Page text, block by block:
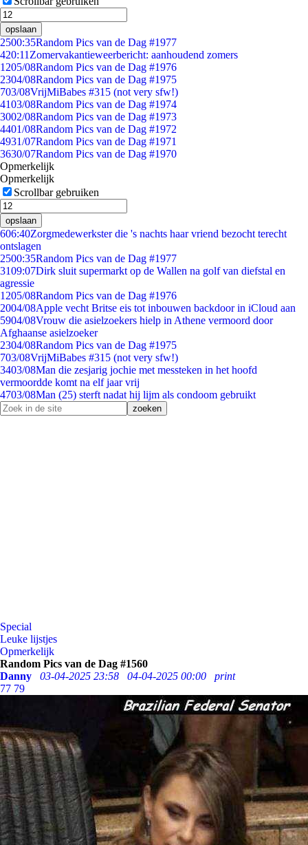
opslaan
2500:35Random Pics van de Dag #1977
420:11 Zomervakantieweerbericht: aanhoudend zomers
1205/08Random Pics van de Dag #1976
2304/08Random Pics van de Dag #1975
703/08VrijMiBabes #315 (not very sfw!)
4103/08Random Pics van de Dag #1974
3002/08Random Pics van de Dag #1973
4401/08Random Pics van de Dag #1972
4931/07Random Pics van de Dag #1971
3630/07Random Pics van de Dag #1970
Opmerkelijk
Opmerkelijk
Scrollbar gebruiken
opslaan
606:40Zorgmedewerkster die 's nachts haar vriend bezocht terecht
ontslagen
2500:35Random Pics van de Dag #1977
3109:07Dirk sluit supermarkt op de Wallen na golf van diefstal en
agressie
1205/08Random Pics van de Dag #1976
2004/08Apple vecht Britse eis tot inbouwen backdoor in iCloud aan
5904/08Vrouw die asielzoekers hielp in Athene vermoord door
Afghaanse asielzoeker
2304/08Random Pics van de Dag #1975
703/08VrijMiBabes #315 (not very sfw!)
3403/08Man die zesjarig jochie met messteken in het hoofd
vermoordde komt na elf jaar vrij
4703/08Man (25) sterft nadat hij lijm als condoom gebruikt
Special
Leuke lijstjes
Opmerkelijk
Random Pics van de Dag #1560
Danny
03-04-2025 23:58 04-04-2025 00:00
print
77 79